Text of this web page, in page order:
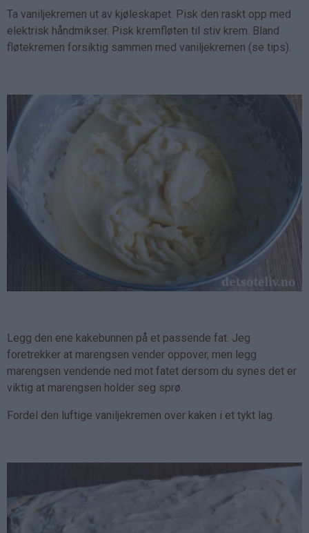
Ta vaniljekremen ut av kjøleskapet. Pisk den raskt opp med
elektrisk håndmikser. Pisk kremfløten til stiv krem. Bland
fløtekremen forsiktig sammen med vaniljekremen (se tips).
Legg den ene kakebunnen på et passende fat. Jeg
foretrekker at marengsen vender oppover, men legg
marengsen vendende ned mot fatet dersom du synes det er
viktig at marengsen holder seg sprø.
Fordel den luftige vaniljekremen over kaken i et tykt lag.